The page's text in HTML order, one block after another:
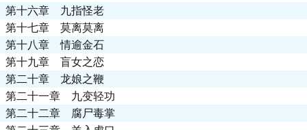
第十六章 九指怪老
第十七章 莫离莫离
第十八章 情逾金石
第十九章 盲女之恋
第二十章 龙娘之鞭
第二十一章 九变轻功
第二十二章 腐尸毒掌